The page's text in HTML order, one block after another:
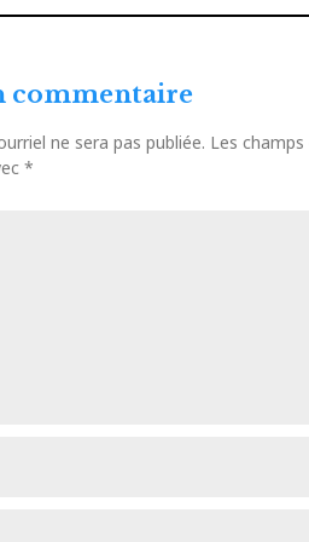
commentaire
ne sera pas publiée. Les
*